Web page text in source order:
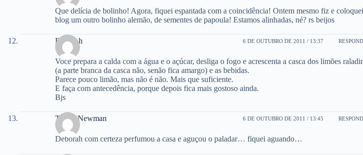
Que delícia de bolinho! Agora, fiquei espantada com a coincidência! Ontem mesmo fiz e
blog um outro bolinho alemão, de sementes de papoula! Estamos alinhadas, né? rs beijos
Deborah 6 DE OUTUBRO DE 2011 / 13:37
Você prepara a calda com a água e o açúcar, desliga o fogo e acrescenta a casca dos limões
(a parte branca da casca não, senão fica amargo) e as bebidas.
Parece pouco limão, mas não é não. Mais que suficiente.
E faça com antecedência, porque depois fica mais gostoso ainda.
Bjs
Teresa Newman 6 DE OUTUBRO DE 2011 / 13:45
Deborah com certeza perfumou a casa e aguçou o paladar… fiquei aguando…